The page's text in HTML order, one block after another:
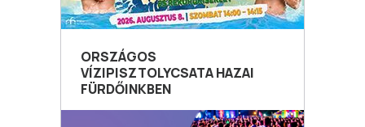
ORSZÁGOS
VÍZIPISZTOLYCSATA HAZAI
FÜRDŐINKBEN